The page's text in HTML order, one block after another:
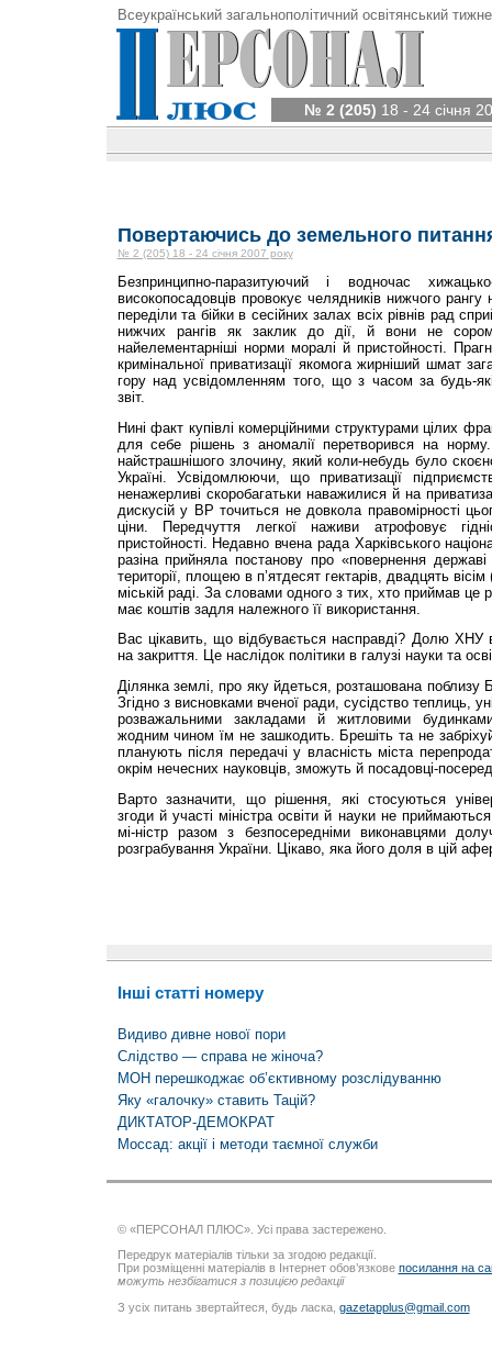
Всеукраїнський загальнополітичний освітянський
№ 2 (205) 18 - 24 січня
Повертаючись до земельного
№ 2 (205) 18 - 24 січня 2007 року
Безпринципно-паразитуючий і водночас
високопосадовців провокує челядників нижчого рангу
переділи та бійки в сесійних залах всіх рівнів рад
нижчих рангів як заклик до дії, й вони не
найелементарніші норми моралі й пристойності.
кримінальної приватизації якомога жирніший шмат
гору над усвідомленням того, що з часом за будь-
звіт.
Нині факт купівлі комерційними структурами цілих
для себе рішень з аномалії перетворився на
найстрашнішого злочину, який коли-небудь було
Україні. Усвідомлюючи, що приватизації
ненажерливі скоробагатьки наважилися й на
дискусій у ВР точиться не довкола правомірності
ціни. Передчуття легкої наживи атрофовує
пристойності. Недавно вчена рада Харківського
разіна прийняла постанову про «повернення державі
території, площею в п’ятдесят гектарів, двадцять
міській раді. За словами одного з тих, хто приймав це
має коштів задля належного її використання.
Вас цікавить, що відбувається насправді? Долю ХНУ
на закриття. Це наслідок політики в галузі науки та
Ділянка землі, про яку йдеться, розташована поблизу
Згідно з висновками вченої ради, сусідство теплиць,
розважальними закладами й житловими
жодним чином їм не зашкодить. Брешіть та не
планують після передачі у власність міста
окрім нечесних науковців, зможуть й посадовці-
Варто зазначити, що рішення, які стосуються
згоди й участі міністра освіти й науки не
мі-ністр разом з безпосередніми виконавцями
розграбування України. Цікаво, яка його доля в цій
Інші статті номеру
Видиво дивне нової пори
Слідство — справа не жіноча?
МОН перешкоджає об’єктивному розслідуванню
Яку «галочку» ставить Тацій?
ДИКТАТОР-ДЕМОКРАТ
Моссад: акції і методи таємної служби
© «ПЕРСОНАЛ ПЛЮС». Усі права застережено.
Передрук матеріалів тільки за згодою редакції.
При розміщенні матеріалів в Інтернет обов’язкове посилання на
можуть незбігатися з позицією редакції
З усіх питань звертайтеся, будь ласка, gazetapplus@gmail.com